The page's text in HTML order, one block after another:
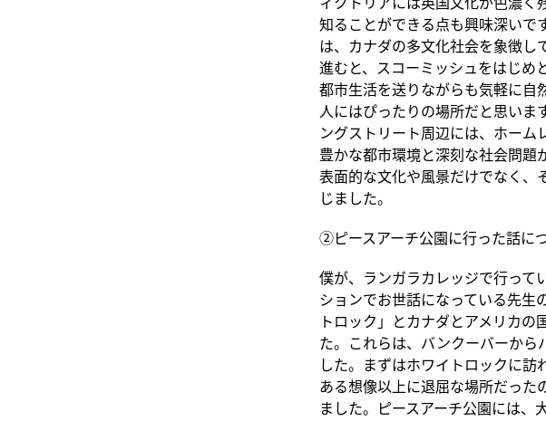
知ることができる点も興味深いで
は、カナダの多文化社会を象徴し
進むと、スコーミッシュをはじめ
都市生活を送りながらも気軽に自
人にはぴったりの場所だと思いま
ングストリート周辺には、ホーム
豊かな都市環境と深刻な社会問
表面的な文化や風景だけでなく、
じました。
②ピースアーチ公園に行った話に
僕が、ランガラカレッジで行って
ションでお世話になっている先生
トロック」とカナダとアメリカ
た。これらは、バンクーバーか
した。まずはホワイトロックに
ある想像以上に退屈な場所だった
ました。ピースアーチ公園には、